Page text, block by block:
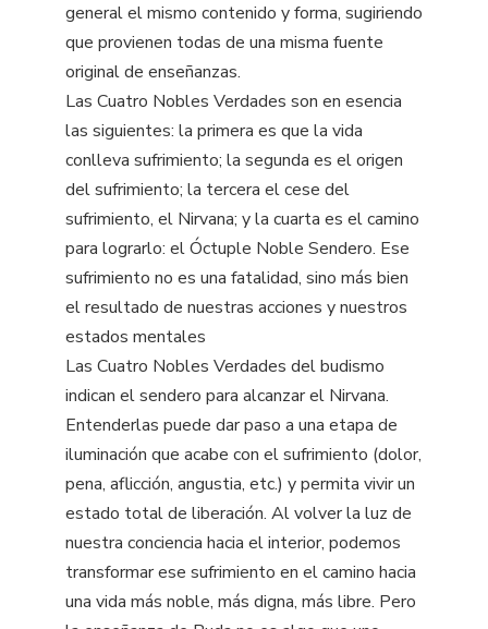
general el mismo contenido y forma, sugiriendo
que provienen todas de una misma fuente
original de enseñanzas.
Las Cuatro Nobles Verdades son en esencia
las siguientes: la primera es que la vida
conlleva sufrimiento; la segunda es el origen
del sufrimiento; la tercera el cese del
sufrimiento, el Nirvana; y la cuarta es el camino
para lograrlo: el Óctuple Noble Sendero. Ese
sufrimiento no es una fatalidad, sino más bien
el resultado de nuestras acciones y nuestros
estados mentales
Las Cuatro Nobles Verdades del budismo
indican el sendero para alcanzar el Nirvana.
Entenderlas puede dar paso a una etapa de
iluminación que acabe con el sufrimiento (dolor,
pena, aflicción, angustia, etc.) y permita vivir un
estado total de liberación. Al volver la luz de
nuestra conciencia hacia el interior, podemos
transformar ese sufrimiento en el camino hacia
una vida más noble, más digna, más libre. Pero